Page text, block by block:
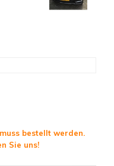
bestellt werden.
Sie uns!